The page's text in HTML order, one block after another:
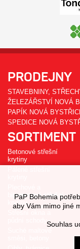
PRODEJNY
STAVEBNINY,
ŽELEZÁŘSTVÍ NOVÁ
PAPÍK NOVÁ
SPEDICE NOVÁ
SORTIMENT
Betonové střešní
krytiny
bitumenové střešní
krytiny
PaP Bohemia
aby Vám mimo jiné
Souhlas